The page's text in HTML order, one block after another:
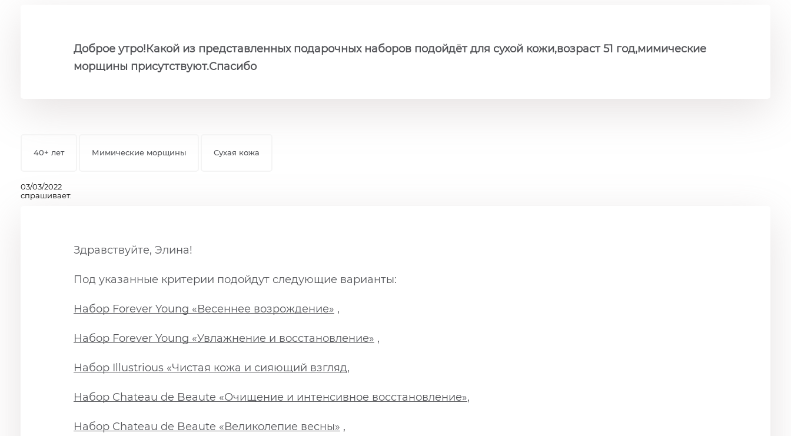
Доброе утро!Какой из представленных подарочных наборов подойдёт для сухой кожи,возраст 51 год,мимические
морщины присутствуют.Спасибо
40+ лет Мимические морщины Сухая кожа
03/03/2022
спрашивает:
Здравствуйте, Элина!
Под указанные критерии подойдут следующие варианты:
Набор Forever Young «Весеннее возрождение» ,
Набор Forever Young «Увлажнение и восстановление» ,
Набор Illustrious «Чистая кожа и сияющий взгляд,
Набор Chateau de Beaute «Очищение и интенсивное восстановление»,
Набор Chateau de Beaute «Великолепие весны» ,